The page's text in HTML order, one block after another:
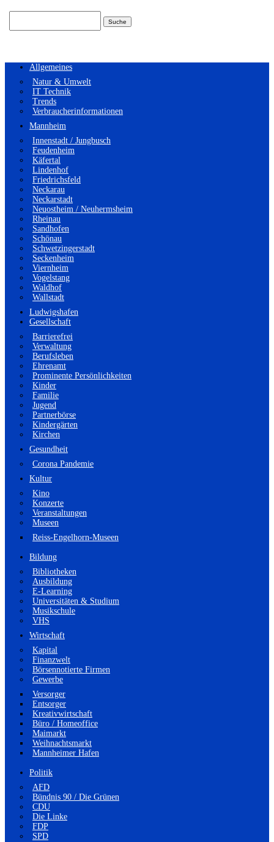
Allgemeines
Natur & Umwelt
IT Technik
Trends
Verbraucherinformationen
Mannheim
Innenstadt / Jungbusch
Feudenheim
Käfertal
Lindenhof
Friedrichsfeld
Neckarau
Neckarstadt
Neuostheim / Neuhermsheim
Rheinau
Sandhofen
Schönau
Schwetzingerstadt
Seckenheim
Viernheim
Vogelstang
Waldhof
Wallstadt
Ludwigshafen
Gesellschaft
Barrierefrei
Verwaltung
Berufsleben
Ehrenamt
Prominente Persönlichkeiten
Kinder
Familie
Jugend
Partnerbörse
Kindergärten
Kirchen
Gesundheit
Corona Pandemie
Kultur
Kino
Konzerte
Veranstaltungen
Museen
Reiss-Engelhorn-Museen
Bildung
Bibliotheken
Ausbildung
E-Learning
Universitäten & Studium
Musikschule
VHS
Wirtschaft
Kapital
Finanzwelt
Börsennotierte Firmen
Gewerbe
Versorger
Entsorger
Kreativwirtschaft
Büro / Homeoffice
Maimarkt
Weihnachtsmarkt
Mannheimer Hafen
Politik
AFD
Bündnis 90 / Die Grünen
CDU
Die Linke
FDP
SPD